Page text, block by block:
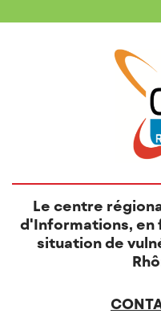
Le centre
d'Informations, en
situation de